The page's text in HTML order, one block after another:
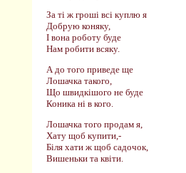
За ті ж гроші всі куплю я
Добрую коняку,
І вона роботу буде
Нам робити всяку.
А до того приведе ще
Лошачка такого,
Що швидкішого не буде
Коника ні в кого.
Лошачка того продам я,
Хату щоб купити,-
Біля хати ж щоб садочок,
Вишеньки та квіти.